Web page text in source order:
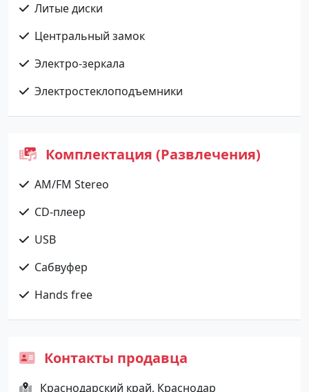
Литые диски
Центральный замок
Электро-зеркала
Электростеклоподъемники
Комплектация (Развлечения)
AM/FM Stereo
CD-плеер
USB
Сабвуфер
Hands free
Контакты продавца
Краснодарский край, Краснодар